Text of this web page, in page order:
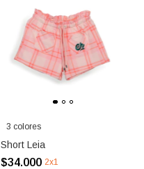
3 colores
Short Leia
$34.000 2x1